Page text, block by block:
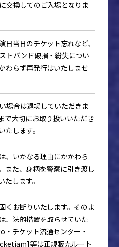
交換してのご入場となりま
日当日のチケット忘れなど、
トバンド破損・紛失につい
わらず再発行はいたしませ
場合は退場していただきま
で大切にお取り扱いいただき
たします。
、いかなる理由にかかわら
また、身柄を警察に引き渡し
します。
くお断りいたします。そのよ
、法的措置を取らせていた
・チケット流通センター・
等は正規販売ルート